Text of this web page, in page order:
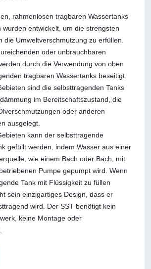
rahmenlosen tragbaren Wassertanks
wurden entwickelt, um die strengsten
die Umweltverschmutzung zu erfüllen.
oder unbrauchbaren
durch die Verwendung von oben
tragbaren Wassertanks beseitigt.
sind die selbsttragenden Tanks
im Bereitschaftszustand, die
oder anderen
ausgelegt.
kann der selbsttragende
gefüllt werden, indem Wasser aus einer
wie einem Bach oder Bach, mit
Pumpe gepumpt wird. Wenn
Tank mit Flüssigkeit zu füllen
sein einzigartiges Design, dass er
wird. Der SST benötigt kein
keine Montage oder